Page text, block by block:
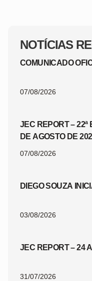
NOTÍCIAS
COMUNICADO
07/08/2026
JEC REPORT – 22ª
DE AGOSTO DE
07/08/2026
DIEGO SOUZA
03/08/2026
JEC REPORT – 24
31/07/2026